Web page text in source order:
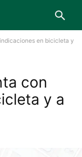
en bicicleta y
con
y a